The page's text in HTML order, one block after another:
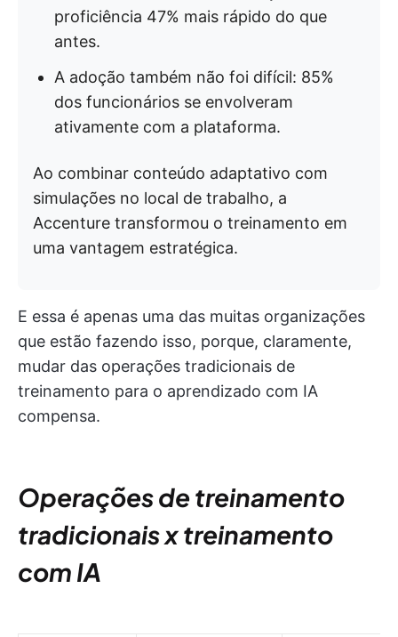
proficiência 47% mais rápido do que
antes.
A adoção também não foi difícil: 85%
dos funcionários se envolveram
ativamente com a plataforma.
Ao combinar conteúdo adaptativo com
simulações no local de trabalho, a
Accenture transformou o treinamento em
uma vantagem estratégica.
E essa é apenas uma das muitas organizações
que estão fazendo isso, porque, claramente,
mudar das operações tradicionais de
treinamento para o aprendizado com IA
compensa.
Operações de treinamento
tradicionais x treinamento
com IA